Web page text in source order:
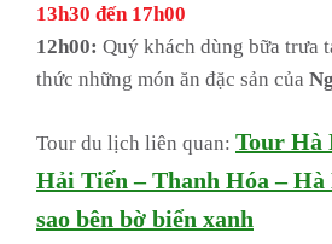
13h30 đến 17h00
12h00: Quý khách dùng bữa trưa
thức những món ăn đặc sản của
Tour du lịch liên quan: Tour Hà
Hải Tiến – Thanh Hóa –
sao bên bờ biển xanh